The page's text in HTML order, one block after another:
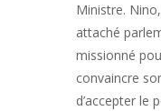
Ministre.
attaché
missionné
convaincre
d’accepter le